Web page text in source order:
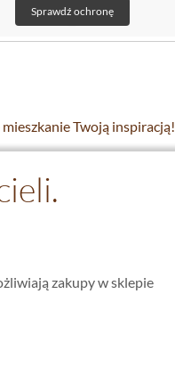
Sprawdź ochronę
Twoją inspiracją!
zakupy w sklepie